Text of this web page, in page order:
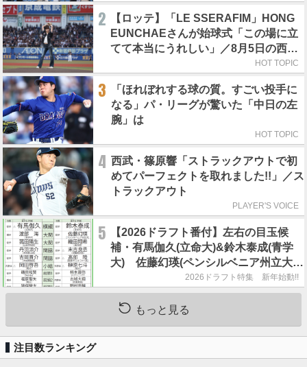
2
【ロッテ】「LE SSERAFIM」HONG
EUNCHAEさんが始球式「この場に立
てて本当にうれしい」／8月5日の西武
HOT TOPIC
3
「ほれぼれする球の質。すごい投手に
なる」パ・リーグが驚いた「中日の左
腕」は
HOT TOPIC
4 西武・篠原響「ストラックアウトで初
めてパーフェクトを取れました!!」／ス
トラックアウト
PLAYER'S VOICE
5
【2026ドラフト番付】左右の目玉候
補・有馬伽久(立命大)&鈴木泰成(青学
大) 佐藤幻瑛(ペンシルベニア州立大)
の強行指名はあるのか？2026ドラフト特集 新年始動!!
もっと見る
注目数ランキング